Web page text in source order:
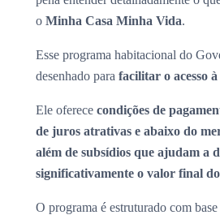
o Minha Casa Minha Vida.
Esse programa habitacional do
desenhado para facilitar o acesso
Ele oferece condições de
de juros atrativas e abaixo do
além de subsídios que ajudam a
significativamente o valor final
O programa é estruturado com